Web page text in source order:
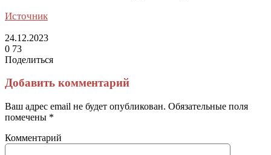
Источник
24.12.2023
0 73
Поделиться
через
электронную
почту
Добавить комментарий
Ваш адрес email не будет опубликован. Обязательные поля
помечены *
Комментарий